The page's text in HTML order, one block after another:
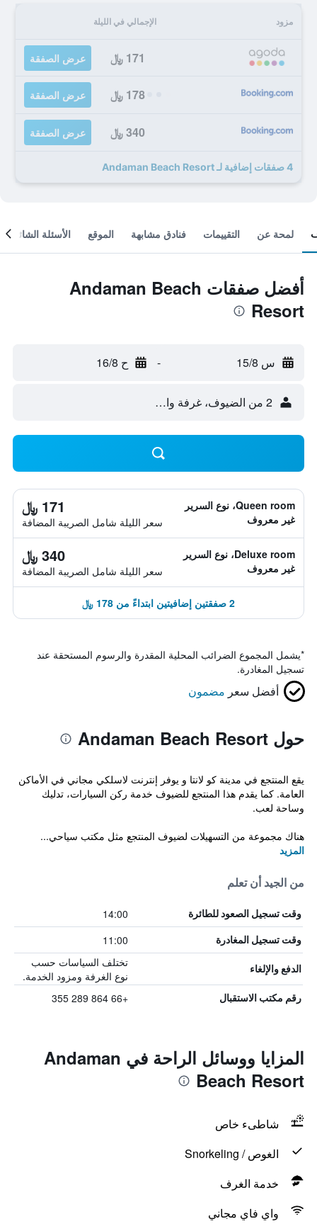
مزود الإجمالي في الليلة
171 ﷼ عرض الصفقة
178 ﷼ عرض الصفقة
340 ﷼ عرض الصفقة
4 صفقات إضافية لـ Andaman Beach Resort
لمحة عن التقييمات فنادق مشابهة الموقع الأسئلة الشائعة
أفضل صفقات Andaman Beach
Resort
س 15/8 - ح 16/8
2 من الضيوف، غرفة واحدة
Queen room، نوع السرير
غير معروف
171 ﷼
سعر الليلة شامل الصريبة المضافة
Deluxe room، نوع السرير
غير معروف
340 ﷼
سعر الليلة شامل الصريبة المضافة
2 صفقتين إضافيتين ابتداءً من 178 ﷼
*يشمل المجموع الضرائب المحلية المقدرة والرسوم المستحقة عند
تسجيل المغادرة.
أفضل سعر مضمون
حول Andaman Beach Resort
يقع المنتجع في مدينة كو لانتا و يوفر إنترنت لاسلكي مجاني في الأماكن
العامة. كما يقدم هذا المنتجع للضيوف خدمة ركن السيارات، تدليك
وساحة لعب.
هناك مجموعة من التسهيلات لضيوف المنتجع مثل مكتب سياحي...
المزيد
من الجيد أن تعلم
وقت تسجيل الصعود للطائرة 14:00
وقت تسجيل المغادرة 11:00
الدفع والإلغاء
تختلف السياسات حسب
نوع الغرفة ومزود الخدمة.
رقم مكتب الاستقبال +66 864 289 355
المزايا ووسائل الراحة في Andaman
Beach Resort
شاطىء خاص
الغوص / Snorkeling
خدمة الغرف
واي فاي مجاني